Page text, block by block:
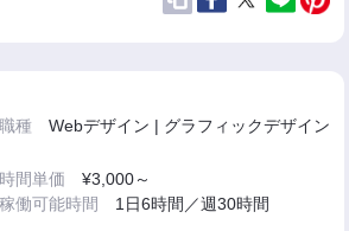
職種 Webデザイン | グラフィックデザイン
時間単価 ¥3,000～
稼働可能時間 1日6時間／週30時間